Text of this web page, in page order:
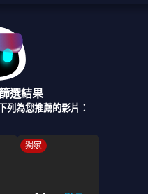
選結果
列為您推薦的影片：
獨家